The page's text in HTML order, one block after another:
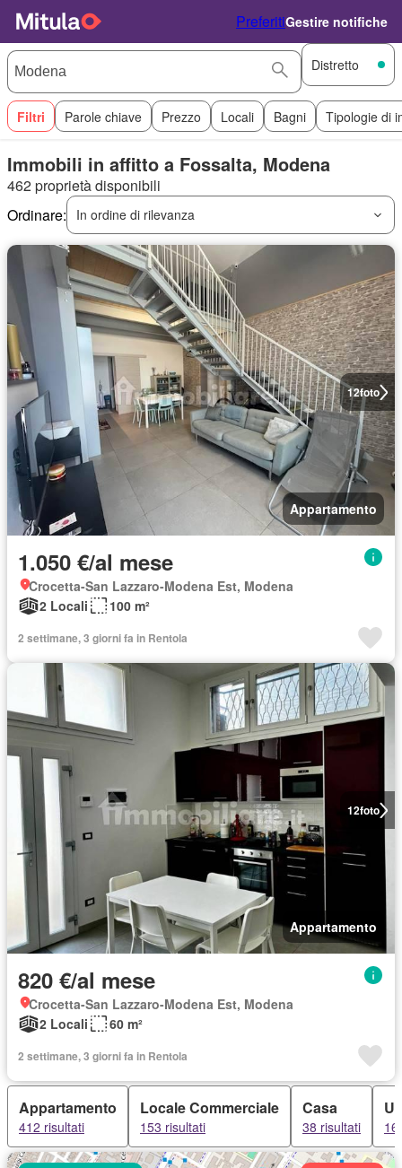
PreferitiGestire notifiche
Distretto
Filtri Parole chiave Prezzo Locali Bagni Tipologie di
Immobili in affitto a Fossalta, Modena
462 proprietà disponibili
Ordinare:
In ordine di rilevanza
12foto
Appartamento
1.050 €/al mese
Crocetta-San Lazzaro-Modena Est, Modena
2 Locali
100 m²
2 settimane, 3 giorni fa in Rentola
12foto
Appartamento
820 €/al mese
Crocetta-San Lazzaro-Modena Est, Modena
2 Locali
60 m²
2 settimane, 3 giorni fa in Rentola
Appartamento
412 risultati
Locale Commerciale
153 risultati
Casa
38 risultati